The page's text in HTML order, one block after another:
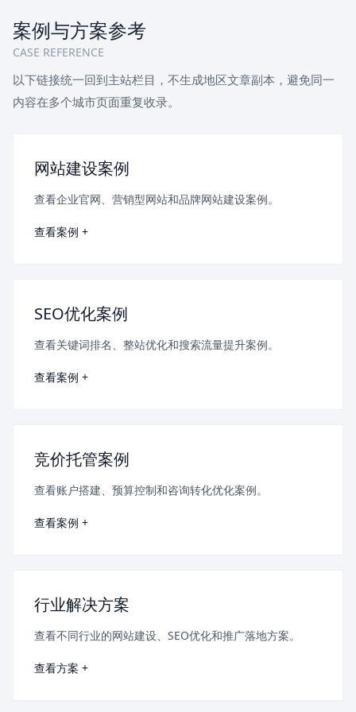
案例与方案参考
CASE REFERENCE
以下链接统一回到主站栏目，不生成地区文章副本，避免同一
内容在多个城市页面重复收录。
网站建设案例
查看企业官网、营销型网站和品牌网站建设案例。
查看案例 +
SEO优化案例
查看关键词排名、整站优化和搜索流量提升案例。
查看案例 +
竞价托管案例
查看账户搭建、预算控制和咨询转化优化案例。
查看案例 +
行业解决方案
查看不同行业的网站建设、SEO优化和推广落地方案。
查看方案 +